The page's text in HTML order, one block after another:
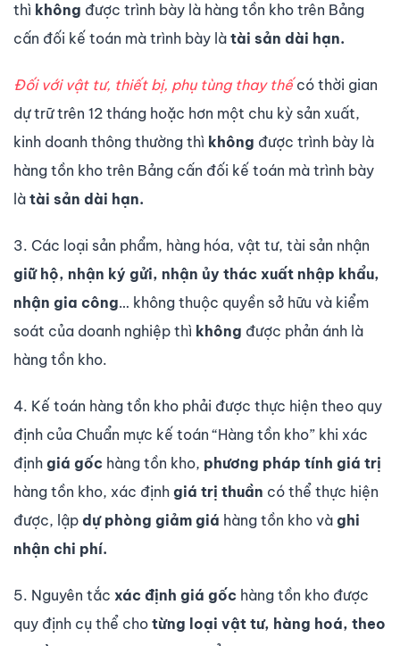
thì không được trình bày là hàng tồn kho trên Bảng
cấn đối kế toán mà trình bày là tài sản dài hạn.
Đối với vật tư, thiết bị, phụ tùng thay thếcó thời gian
dự trữ trên 12 tháng hoặc hơn một chu kỳ sản xuất,
kinh doanh thông thường thì không được trình bày là
hàng tồn kho trên Bảng cấn đối kế toán mà trình bày
là tài sản dài hạn.
3. Các loại sản phẩm, hàng hóa, vật tư, tài sản nhận
giữ hộ, nhận ký gửi, nhận ủy thác xuất nhập khẩu,
nhận gia công… không thuộc quyền sở hữu và kiểm
soát của doanh nghiệp thì không được phản ánh là
hàng tồn kho.
4. Kế toán hàng tồn kho phải được thực hiện theo quy
định của Chuẩn mực kế toán “Hàng tồn kho” khi xác
định giá gốc hàng tồn kho, phương pháp tính giá trị
hàng tồn kho, xác định giá trị thuần có thể thực hiện
được, lập dự phòng giảm giá hàng tồn kho và ghi
nhận chi phí.
5. Nguyên tắc xác định giá gốc hàng tồn kho được
quy định cụ thể cho từng loại vật tư, hàng hoá, theo